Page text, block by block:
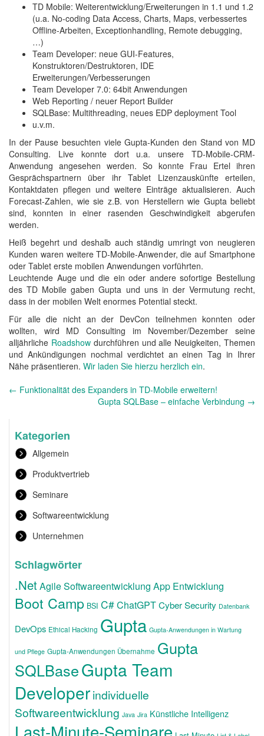
TD Mobile: Weiterentwicklung/Erweiterungen in 1.1 und 1.2
(u.a. No-coding Data Access, Charts, Maps, verbessertes
Offline-Arbeiten, Exceptionhandling, Remote debugging,
…)
Team Developer: neue GUI-Features,
Konstruktoren/Destruktoren, IDE
Erweiterungen/Verbesserungen
Team Developer 7.0: 64bit Anwendungen
Web Reporting / neuer Report Builder
SQLBase: Multithreading, neues EDP deployment Tool
u.v.m.
In der Pause besuchten viele Gupta-Kunden den Stand von MD
Consulting. Live konnte dort u.a. unsere TD-Mobile-CRM-
Anwendung angesehen werden. So konnte Frau Ertel ihren
Gesprächspartnern über ihr Tablet Lizenzauskünfte erteilen,
Kontaktdaten pflegen und weitere Einträge aktualisieren. Auch
Forecast-Zahlen, wie sie z.B. von Herstellern wie Gupta beliebt
sind, konnten in einer rasenden Geschwindigkeit abgerufen
werden.
Heiß begehrt und deshalb auch ständig umringt von neugieren
Kunden waren weitere TD-Mobile-Anwender, die auf Smartphone
oder Tablet erste mobilen Anwendungen vorführten.
Leuchtende Auge und die ein oder andere sofortige Bestellung
des TD Mobile gaben Gupta und uns in der Vermutung recht,
dass in der mobilen Welt enormes Potential steckt.
Für alle die nicht an der DevCon teilnehmen konnten oder
wollten, wird MD Consulting im November/Dezember seine
alljährliche Roadshowdurchführen und alle Neuigkeiten, Themen
und Ankündigungen nochmal verdichtet an einen Tag in Ihrer
Nähe präsentieren. Wir laden Sie hierzu herzlich ein.
Andere
← Funktionalität des Expanders in TD-Mobile erweitern!
Gupta SQLBase – einfache Verbindung →
Kategorien
Allgemein
Produktvertrieb
Seminare
Softwareentwicklung
Unternehmen
Schlagwörter
.NetAgile Softwareentwicklung App Entwicklung
Boot Camp BSI C#ChatGPTCyber Security Datenbank
DevOps Ethical Hacking Gupta Gupta-Anwendungen in Wartung
und Pflege Gupta-Anwendungen Übernahme Gupta
SQLBaseGupta Team
Developerindividuelle
Softwareentwicklung Java Jira Künstliche Intelligenz
Last-Minute-Seminare